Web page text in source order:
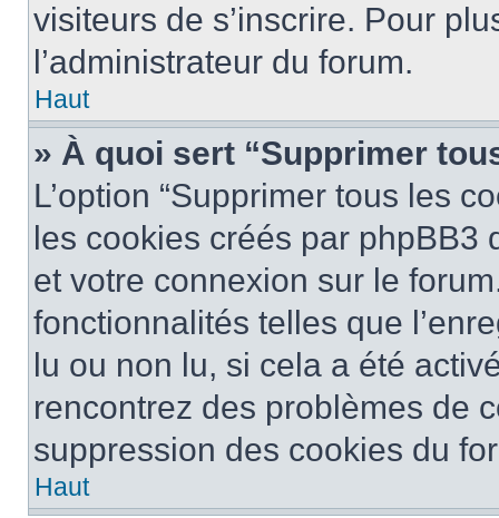
visiteurs de s’inscrire. Pour
l’administrateur du forum.
Haut
» À quoi sert “Supprimer
L’option “Supprimer tous les
les cookies créés par phpBB3
et votre connexion sur le
fonctionnalités telles que
lu ou non lu, si cela a été
rencontrez des problèmes de
suppression des cookies du
Haut